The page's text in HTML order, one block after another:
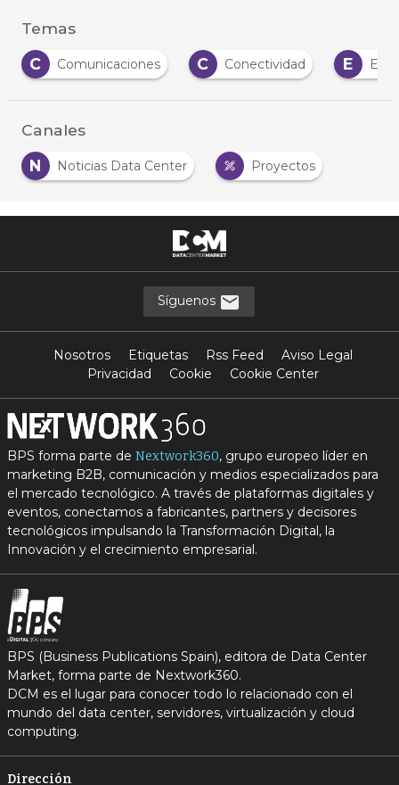
Temas
C
Comunicaciones C Conectividad E
Canales
N
Noticias Data Center Proyectos
Síguenos
Nosotros Etiquetas Rss Feed
Aviso Legal
Privacidad
Cookie Cookie Center
BPS forma parte de Nextwork360, grupo europeo líder en
marketing B2B, comunicación y medios especializados para
el mercado tecnológico. A través de plataformas digitales y
eventos, conectamos a fabricantes, partners y decisores
tecnológicos impulsando la Transformación Digital, la
Innovación y el crecimiento empresarial.
BPS (Business Publications Spain), editora de Data Center
Market, forma parte de Nextwork360.
DCM es el lugar para conocer todo lo relacionado con el
mundo del data center, servidores, virtualización y cloud
computing.
Dirección